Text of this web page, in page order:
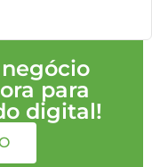
para
digital!